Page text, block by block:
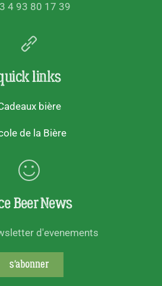
4 93 80 17 39
links
bière
de la Bière
Beer News
d'evenements
s'abonner